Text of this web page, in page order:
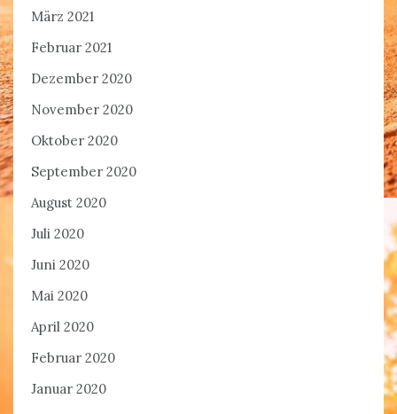
März 2021
Februar 2021
Dezember 2020
November 2020
Oktober 2020
September 2020
August 2020
Juli 2020
Juni 2020
Mai 2020
April 2020
Februar 2020
Januar 2020